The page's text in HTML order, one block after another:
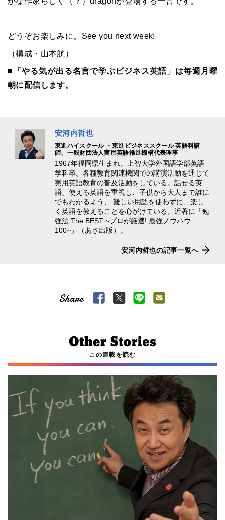
どうぞお楽しみに。See you next week!
（構成・山本航）
■「やる気が出る名言で学ぶビジネス英語」は毎週月曜
朝に配信します。
安河内哲也
東進ハイスクール ・東進ビジネススクール 英語科講
師、一般財団法人実用英語推進機構代表理事
1967年福岡県生まれ。上智大学外国語学部英語
学科卒。各種教育関連機関での講演活動を通じて
実用英語教育の普及活動をしている。話せる英
語、使える英語を重視し、子供から大人まで誰に
でもわかるよう、 難しい用語を使わずに、楽し
く英語を教えることを心がけている。近著に「勉
強法 The BEST ~プロが厳選! 最強ノウハウ
100~」（あさ出版）。
安河内哲也の記事一覧へ
この連載を読む